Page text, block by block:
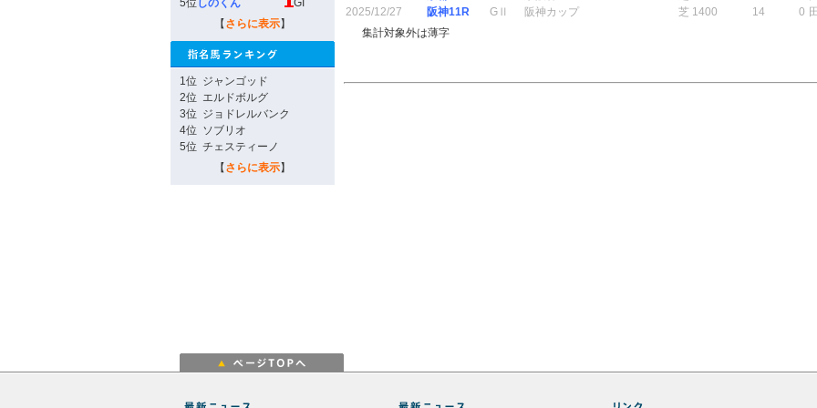
5位 しのくん
GI
【 さらに表示】
1位 ジャンゴッド
2位 エルドボルグ
3位 ジョドレルバンク
4位 ソブリオ
5位 チェスティーノ
【 さらに表示】
2025/12/27
阪神11R GⅡ 阪神カップ 芝 1400 14 0
集計対象外は薄字